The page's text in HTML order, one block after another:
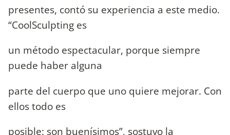
presentes, contó su experiencia a este medio.
“CoolSculpting es
un método espectacular, porque siempre
puede haber alguna
parte del cuerpo que uno quiere mejorar. Con
ellos todo es
posible: son buenísimos”, sostuvo la